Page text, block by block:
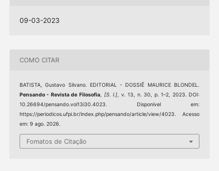
09-03-2023
COMO CITAR
BATISTA, Gustavo Silvano. EDITORIAL - DOSSIÊ MAURICE BLONDEL.
Pensando - Revista de Filosofia
[S. l.] , v. 13, n. 30, p. 1–2, 2023. DOI:
10.26694/pensando.vol13i30.4023. Disponível em:
https://periodicos.ufpi.br/index.php/pensando/article/view/4023. Acesso
em: 9 ago. 2026.
Fomatos de Citação